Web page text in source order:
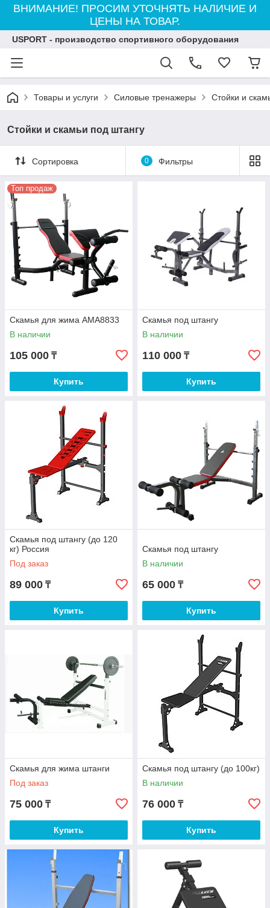
ВНИМАНИЕ! ПРОСИМ УТОЧНЯТЬ НАЛИЧИЕ И
ЦЕНЫ НА ТОВАР.
USPORT - производство спортивного оборудования
Товары и услуги Силовые тренажеры Стойки и
Стойки и скамьи под штангу
Сортировка 0 Фильтры
Топ продаж
Скамья для жима AMA8833
В наличии
105 000 ₸
Купить
Скамья под штангу
В наличии
110 000 ₸
Купить
Скамья под штангу (до 120
кг) Россия
Под заказ
89 000 ₸
Купить
Скамья под штангу
В наличии
65 000 ₸
Купить
Скамья для жима штанги
Под заказ
75 000 ₸
Купить
Скамья под штангу (до 100кг)
В наличии
76 000 ₸
Купить